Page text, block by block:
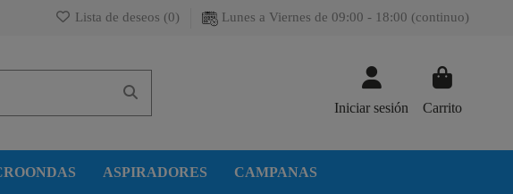
Lista de deseos (0) Lunes a Viernes de 09:00 - 18:00 (continuo)
Iniciar sesión Carrito
ASPIRADORES CAMPANAS